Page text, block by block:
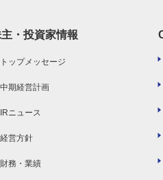
・投資家情報
トップメッセージ
中期経営計画
IRニュース
経営方針
財務・業績